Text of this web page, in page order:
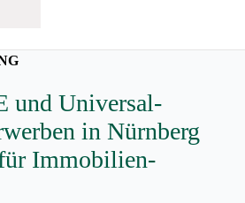
und Universal-
in Nürnberg
Immobilien-